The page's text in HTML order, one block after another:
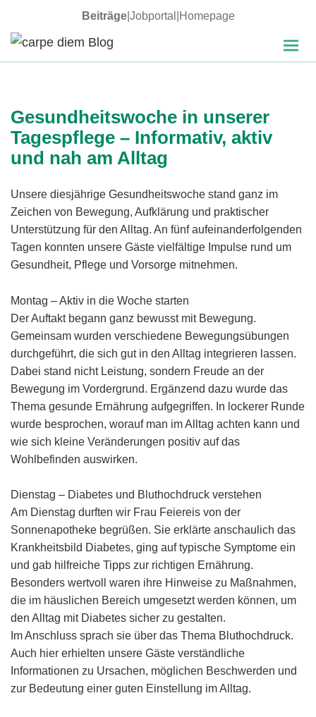
Beiträge| Jobportal Homepage
MENÜ
Gesundheitswoche in unserer
Tagespflege – Informativ, aktiv
und nah am Alltag
Unsere diesjährige Gesundheitswoche stand ganz im
Zeichen von Bewegung, Aufklärung und praktischer
Unterstützung für den Alltag. An fünf aufeinanderfolgenden
Tagen konnten unsere Gäste vielfältige Impulse rund um
Gesundheit, Pflege und Vorsorge mitnehmen.
Montag – Aktiv in die Woche starten
Der Auftakt begann ganz bewusst mit Bewegung.
Gemeinsam wurden verschiedene Bewegungsübungen
durchgeführt, die sich gut in den Alltag integrieren lassen.
Dabei stand nicht Leistung, sondern Freude an der
Bewegung im Vordergrund. Ergänzend dazu wurde das
Thema gesunde Ernährung aufgegriffen. In lockerer Runde
wurde besprochen, worauf man im Alltag achten kann und
wie sich kleine Veränderungen positiv auf das
Wohlbefinden auswirken.
Dienstag – Diabetes und Bluthochdruck verstehen
Am Dienstag durften wir Frau Feiereis von der
Sonnenapotheke begrüßen. Sie erklärte anschaulich das
Krankheitsbild Diabetes, ging auf typische Symptome ein
und gab hilfreiche Tipps zur richtigen Ernährung.
Besonders wertvoll waren ihre Hinweise zu Maßnahmen,
die im häuslichen Bereich umgesetzt werden können, um
den Alltag mit Diabetes sicher zu gestalten.
Im Anschluss sprach sie über das Thema Bluthochdruck.
Auch hier erhielten unsere Gäste verständliche
Informationen zu Ursachen, möglichen Beschwerden und
zur Bedeutung einer guten Einstellung im Alltag.